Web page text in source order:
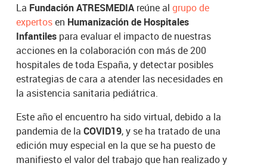
La Fundación ATRESMEDIA reúne algrupo de
expertosen Humanización de Hospitales
Infantiles para evaluar el impacto de nuestras
acciones en la colaboración con más de 200
hospitales de toda España, y detectar posibles
estrategias de cara a atender las necesidades en
la asistencia sanitaria pediátrica.
Este año el encuentro ha sido virtual, debido a la
pandemia de laCOVID19, y se ha tratado de una
edición muy especial en la que se ha puesto de
manifiesto el valor del trabajo que han realizado y